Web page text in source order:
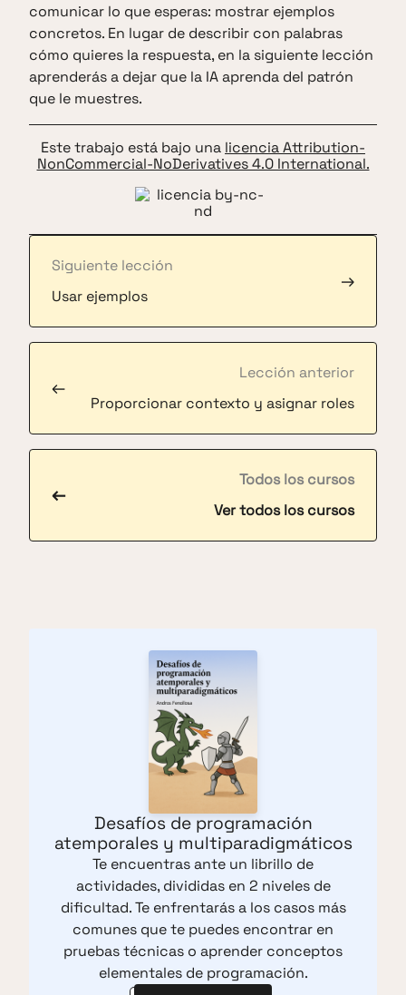
comunicar lo que esperas: mostrar ejemplos
concretos. En lugar de describir con palabras
cómo quieres la respuesta, en la siguiente lección
aprenderás a dejar que la IA aprenda del patrón
que le muestres.
Este trabajo está bajo una licencia Attribution-
NonCommercial-NoDerivatives 4.0 International.
Lección anterior
Proporcionar contexto y asignar roles
←
Siguiente lección
Usar ejemplos
→
Todos los cursos
Ver todos los cursos
←
Desafíos de programación
atemporales y multiparadigmáticos
Te encuentras ante un librillo de
actividades, divididas en 2 niveles de
dificultad. Te enfrentarás a los casos más
comunes que te puedes encontrar en
pruebas técnicas o aprender conceptos
elementales de programación.